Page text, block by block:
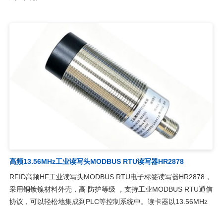
高频13.56MHz工业读写头MODBUS RTU读写器HR2878
RFID高频HF工业读写头MODBUS RTU电子标签读写器HR2878，
采用铜镀镍材料外壳，高 防护等级 ，支持工业MODBUS RTU通信
协议，可以轻松地集成到PLC等控制系统中。读卡器以13.56MHz